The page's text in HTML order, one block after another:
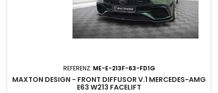
REFERENZ: ME-E-213F-63-FD1G
MAXTON DESIGN - FRONT DIFFUSOR V.1 MERCEDES-AMG
E63 W213 FACELIFT